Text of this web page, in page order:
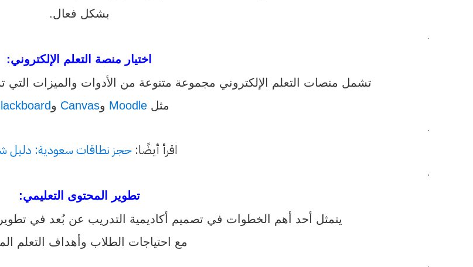
بشكل فعال.
.
اختيار منصة التعلم الإلكتروني:
تشمل منصات التعلم الإلكتروني مجموعة متنوعة من الأدوات والميزات التي
مثلMoodle وCanvas و
.
اقرأ أيضًا: حجز نطاقات سعودية: دليل
.
تطوير المحتوى التعليمي:
يتمثل أحد أهم الخطوات في تصميم أكاديمية التدريب عن بُعد في
مع احتياجات الطلاب وأهداف التعلم